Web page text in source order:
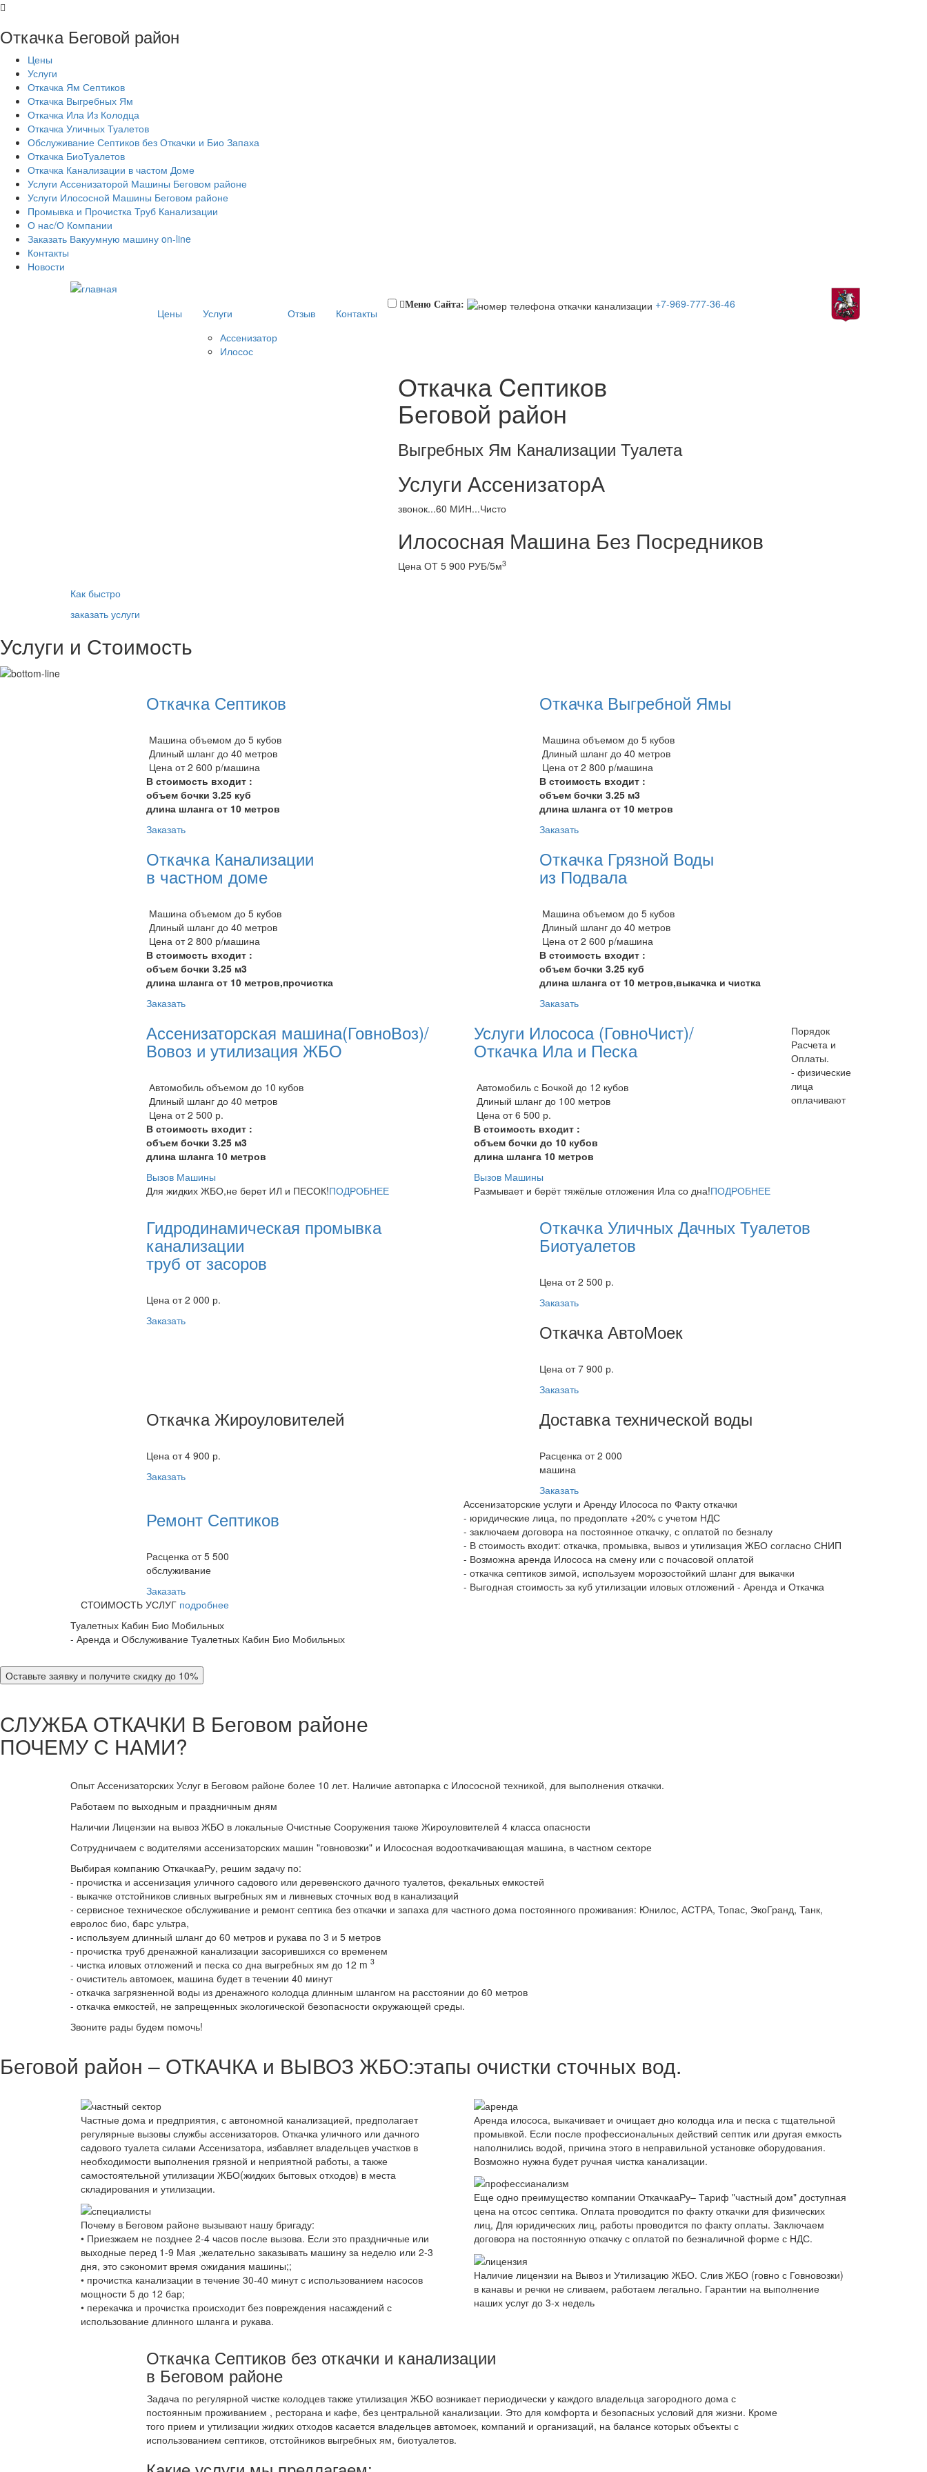
Откачка Беговой район
Цены
Услуги
Откачка Ям Септиков
Откачка Выгребных Ям
Откачка Ила Из Колодца
Откачка Уличных Туалетов
Обслуживание Септиков без Откачки и Био Запаха
Откачка БиоТуалетов
Откачка Канализации в частом Доме
Услуги Ассенизаторой Машины Беговом районе
Услуги Илососной Машины Беговом районе
Промывка и Прочистка Труб Канализации
О нас/О Компании
Заказать Вакуумную машину on-line
Контакты
Новости
Меню Сайта:
Цены
Услуги
Ассенизатор
Илосос
Отзыв Контакты
+7-969-777-36-46
Откачка Cептиков
Беговой район
Выгребных Ям Канализации Туалета
Услуги АссенизаторА
звонок...60 МИН...Чисто
Илососная Машина Без Посредников
Цена ОТ 5 900 РУБ/5м3
Как быстро
заказать услуги
Услуги и Стоимость
Откачка Септиков
Машина объемом до 5 кубов
Длиный шланг до 40 метров
Цена от 2 600 р/машина
В стоимость входит :
объем бочки 3.25 куб
длина шланга от 10 метров
Заказать
Откачка Выгребной Ямы
Машина объемом до 5 кубов
Длиный шланг до 40 метров
Цена от 2 800 р/машина
В стоимость входит :
объем бочки 3.25 м3
длина шланга от 10 метров
Заказать
Откачка Канализации
в частном доме
Машина объемом до 5 кубов
Длиный шланг до 40 метров
Цена от 2 800 р/машина
В стоимость входит :
объем бочки 3.25 м3
длина шланга от 10 метров,прочистка
Заказать
Откачка Грязной Воды
из Подвала
Машина объемом до 5 кубов
Длиный шланг до 40 метров
Цена от 2 600 р/машина
В стоимость входит :
объем бочки 3.25 куб
длина шланга от 10 метров,выкачка и чистка
Заказать
Ассенизаторская машина(ГовноВоз)/
Вовоз и утилизация ЖБО
Автомобиль объемом до 10 кубов
Длиный шланг до 40 метров
Цена от 2 500 р.
В стоимость входит :
объем бочки 3.25 м3
длина шланга 10 метров
Вызов Машины
Для жидких ЖБО,не берет ИЛ и ПЕСОК!ПОДРОБНЕЕ
Услуги Илососа (ГовноЧист)/
Откачка Ила и Песка
Автомобиль с Бочкой до 12 кубов
Длиный шланг до 100 метров
Цена от 6 500 р.
В стоимость входит :
объем бочки до 10 кубов
длина шланга 10 метров
Вызов Машины
Размывает и берёт тяжёлые отложения Ила со дна!ПОДРОБНЕЕ
Гидродинамическая промывка
канализации
труб от засоров
Цена от 2 000 р.
Заказать
Откачка Уличных Дачных Туалетов
Биотуалетов
Цена от 2 500 р.
Заказать
Откачка АвтоМоек
Цена от 7 900 р.
Заказать
Откачка Жироуловителей
Цена от 4 900 р.
Заказать
Доставка технической воды
Расценка от 2 000
машина
Заказать
Ремонт Септиков
Расценка от 5 500
обслуживание
Заказать
СТОИМОСТЬ УСЛУГ подробнее
Порядок
Расчета и
Оплаты.
- физические
лица
оплачивают
Ассенизаторские услуги и Аренду Илососа по Факту откачки
- юридические лица, по предоплате +20% с учетом НДС
- заключаем договора на постоянное откачку, с оплатой по безналу
- В стоимость входит: откачка, промывка, вывоз и утилизация ЖБО согласно СНИП
- Возможна аренда Илососа на смену или с почасовой оплатой
- откачка септиков зимой, используем морозостойкий шланг для выкачки
- Выгодная стоимость за куб утилизации иловых отложений - Аренда и Откачка
Туалетных Кабин Био Мобильных
- Аренда и Обслуживание Туалетных Кабин Био Мобильных
Оставьте заявку и получите скидку до 10%
СЛУЖБА ОТКАЧКИ В Беговом районе
ПОЧЕМУ С НАМИ?
Опыт Ассенизаторских Услуг в Беговом районе более 10 лет. Наличие автопарка с Илососной техникой, для выполнения откачки.
Работаем по выходным и праздничным дням
Наличии Лицензии на вывоз ЖБО в локальные Очистные Сооружения также Жироуловителей 4 класса опасности
Сотрудничаем с водителями ассенизаторских машин "говновозки" и Илососная водооткачивающая машина, в частном секторе
Выбирая компанию ОткачкааРу, решим задачу по:
- прочистка и ассенизация уличного садового или деревенского дачного туалетов, фекальных емкостей
- выкачке отстойников сливных выгребных ям и ливневых сточных вод в канализаций
- сервисное техническое обслуживание и ремонт септика без откачки и запаха для частного дома постоянного проживания: Юнилос, АСТРА, Топас, ЭкоГранд, Танк,
евролос био, барс ультра,
- используем длинный шланг до 60 метров и рукава по 3 и 5 метров
- прочистка труб дренажной канализации засорившихся со временем
- чистка иловых отложений и песка со дна выгребных ям до 12 m 3
- очиститель автомоек, машина будет в течении 40 минут
- откачка загрязненной воды из дренажного колодца длинным шлангом на расстоянии до 60 метров
- откачка емкостей, не запрещенных экологической безопасности окружающей среды.
Звоните рады будем помочь!
Беговой район – ОТКАЧКА и ВЫВОЗ ЖБО:этапы очистки сточных вод.
Частные дома и предприятия, с автономной канализацией, предполагает
регулярные вызовы службы ассенизаторов. Откачка уличного или дачного
садового туалета силами Ассенизатора, избавляет владельцев участков в
необходимости выполнения грязной и неприятной работы, а также
самостоятельной утилизации ЖБО(жидких бытовых отходов) в места
складирования и утилизации.
Почему в Беговом районе вызывают нашу бригаду:
• Приезжаем не позднее 2-4 часов после вызова. Если это праздничные или
выходные перед 1-9 Мая ,желательно заказывать машину за неделю или 2-3
дня, это сэкономит время ожидания машины;;
• прочистка канализации в течение 30-40 минут с использованием насосов
мощности 5 до 12 бар;
• перекачка и прочистка происходит без повреждения насаждений с
использование длинного шланга и рукава.
Аренда илососа, выкачивает и очищает дно колодца ила и песка с тщательной
промывкой. Если после профессиональных действий септик или другая емкость
наполнились водой, причина этого в неправильной установке оборудования.
Возможно нужна будет ручная чистка канализации.
Еще одно преимущество компании ОткачкааРу– Тариф "частный дом" доступная
цена на отсос септика. Оплата проводится по факту откачки для физических
лиц, Для юридических лиц, работы проводится по факту оплаты. Заключаем
договора на постоянную откачку с оплатой по безналичной форме с НДС.
Наличие лицензии на Вывоз и Утилизацию ЖБО. Слив ЖБО (говно с Говновозки)
в канавы и речки не сливаем, работаем легально. Гарантии на выполнение
наших услуг до 3-х недель
Откачка Септиков без откачки и канализации
в Беговом районе
Задача по регулярной чистке колодцев также утилизация ЖБО возникает периодически у каждого владельца загородного дома с
постоянным проживанием , ресторана и кафе, без центральной канализации. Это для комфорта и безопасных условий для жизни. Кроме
того прием и утилизации жидких отходов касается владельцев автомоек, компаний и организаций, на балансе которых объекты с
использованием септиков, отстойников выгребных ям, биотуалетов.